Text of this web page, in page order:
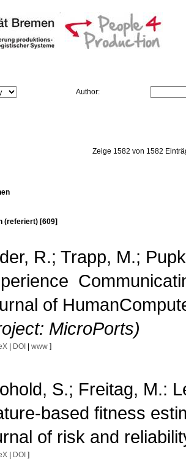
Author:
Zeige 1582 von 1582
(referiert) [609]
R.; Trapp, M.;

of
MicroPorts)
| DOI www ]
S.; Freitag, M.:
based fitness
of risk and
| DOI ]